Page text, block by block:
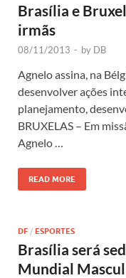
Brasília e
irmãs
08/11/2013 - by DB
Agnelo assina, na
desenvolver ações
planejamento,
BRUXELAS – Em
Agnelo …
READ MORE
DF / ESPORTES
Brasília será
Mundial